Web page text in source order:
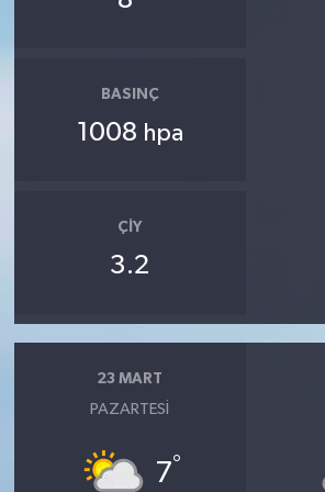
BASINÇ
1008 hpa
ÇIY
3.2
23 MART
PAZARTESI
7°